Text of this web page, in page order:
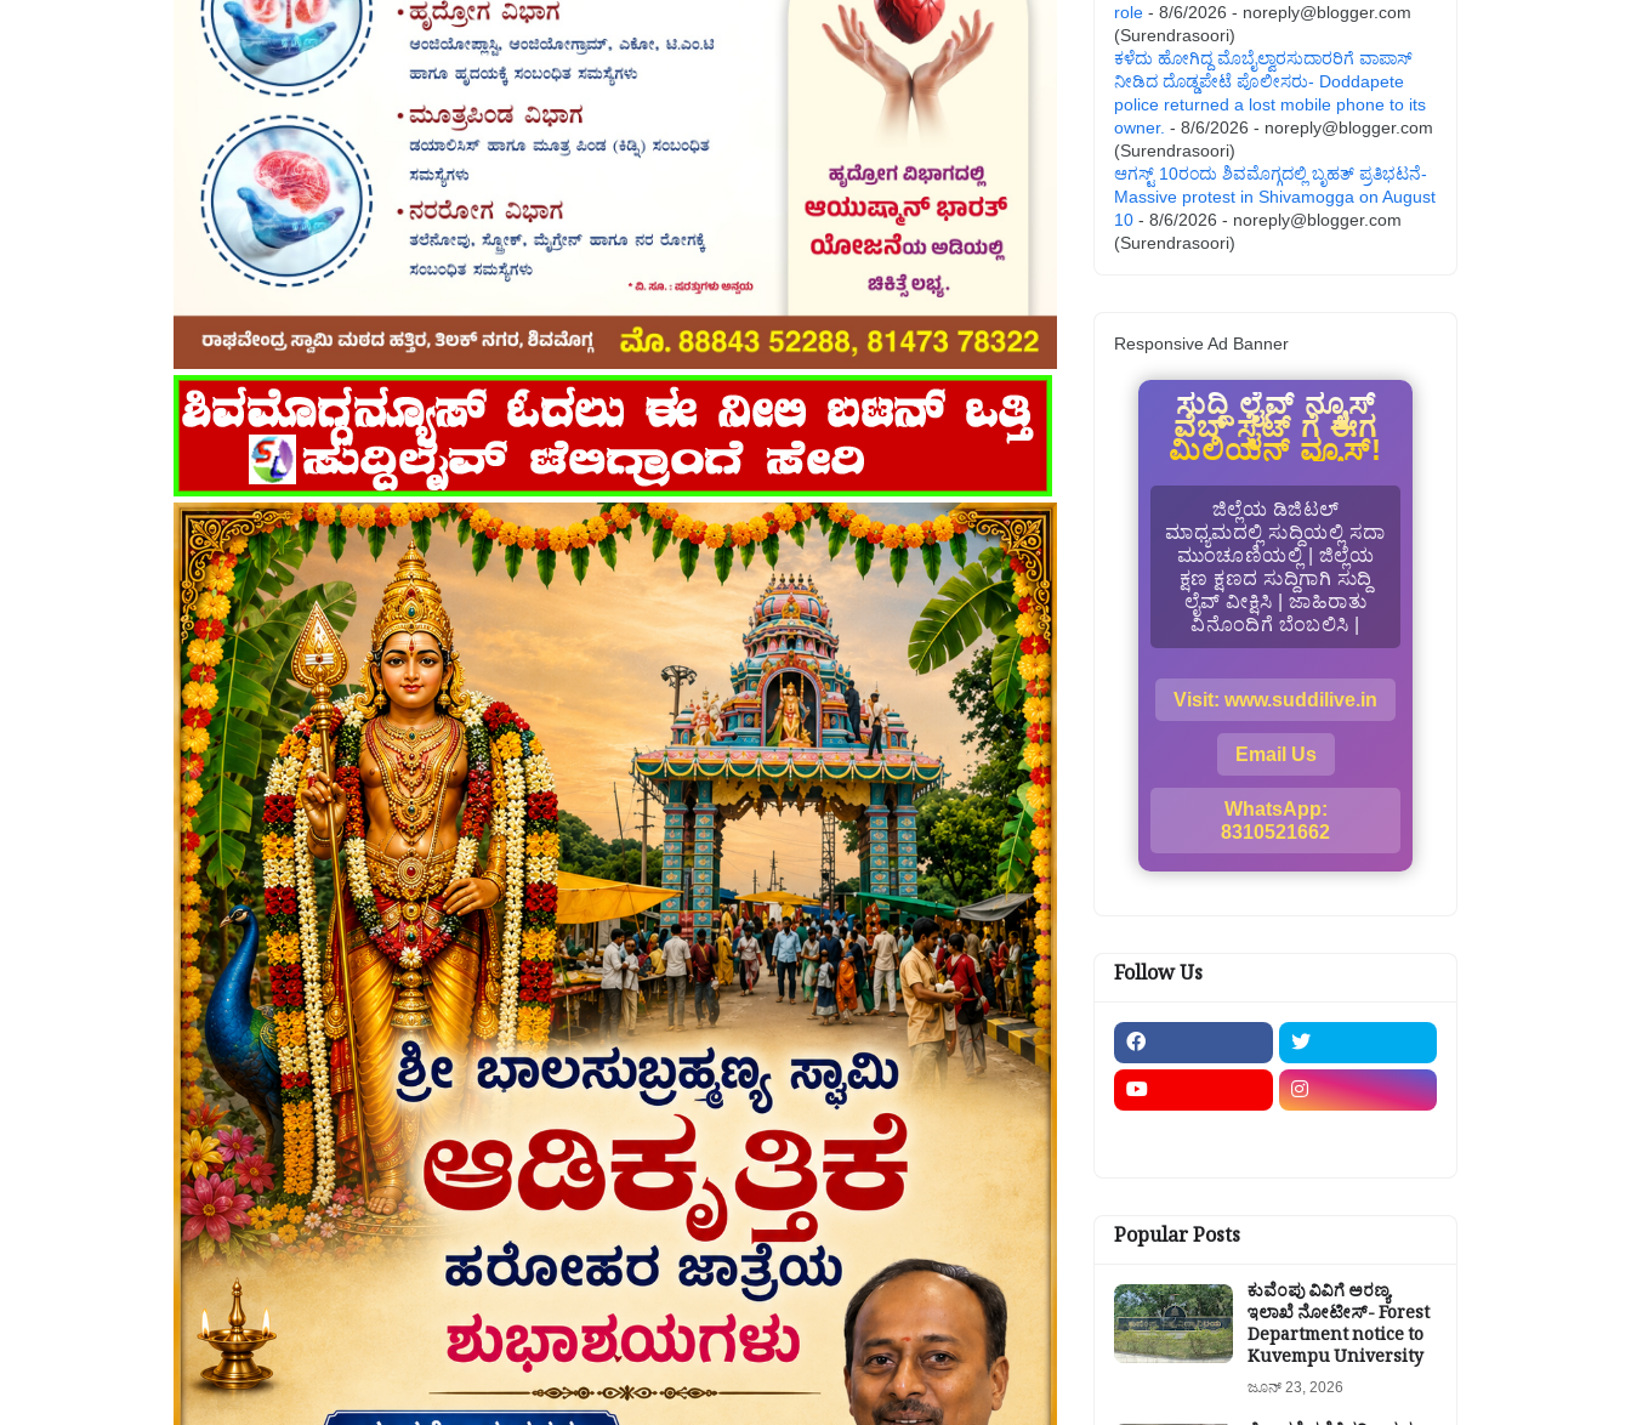
role - 8/6/2026 - noreply@blogger.com
(Surendrasoori)
ಕಳೆದು ಹೋಗಿದ್ದ ಮೊಬೈಲ್ವಾರಸುದಾರರಿಗೆ ವಾಪಾಸ್
ನೀಡಿದ ದೊಡ್ಡಪೇಟೆ ಪೊಲೀಸರು- Doddapete
police returned a lost mobile phone to its
owner. - 8/6/2026 - noreply@blogger.com
(Surendrasoori)
ಆಗಸ್ಟ್‌ 10ರಂದು ಶಿವಮೊಗ್ಗದಲ್ಲಿ ಬೃಹತ್ ಪ್ರತಿಭಟನೆ-
Massive protest in Shivamogga on August
10 - 8/6/2026 - noreply@blogger.com
(Surendrasoori)
Responsive Ad Banner
ಸುದ್ದಿ ಲೈವ್ ನ್ಯೂಸ್
ವೆಬ್ ಸೈಟ್ ಗೆ ಈಗ
ಮಿಲಿಯನ್ ವ್ಯೂಸ್!
ಜಿಲ್ಲೆಯ ಡಿಜಿಟಲ್
ಮಾಧ್ಯಮದಲ್ಲಿ ಸುದ್ದಿಯಲ್ಲಿ ಸದಾ
ಮುಂಚೂಣಿಯಲ್ಲಿ | ಜಿಲ್ಲೆಯ
ಕ್ಷಣ ಕ್ಷಣದ ಸುದ್ದಿಗಾಗಿ ಸುದ್ದಿ
ಲೈವ್ ವೀಕ್ಷಿಸಿ | ಜಾಹಿರಾತು
ವಿನೊಂದಿಗೆ ಬೆಂಬಲಿಸಿ |
Visit: www.suddilive.in
Email Us
WhatsApp:
8310521662
Follow Us
Popular Posts
ಕುವೆಂಪು ವಿವಿಗೆ ಅರಣ್ಯ
ಇಲಾಖೆ ನೋಟೀಸ್- Forest
Department notice to
Kuvempu University
ಜೂನ್ 23, 2026